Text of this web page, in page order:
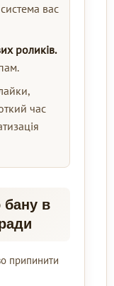
вас
роликів.
час
бану в
припинити